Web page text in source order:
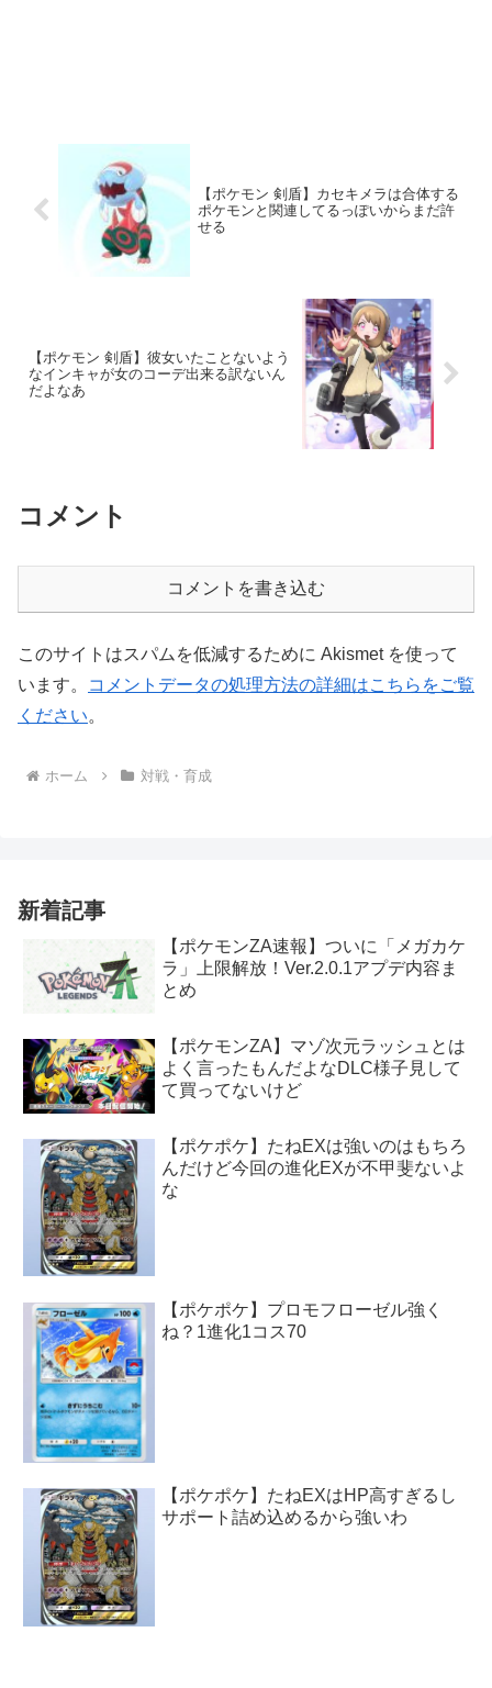
【ポケモン 剣盾】カセキメラは合体する
ポケモンと関連してるっぽいからまだ許
せる
【ポケモン 剣盾】彼女いたことないよう
なインキャが女のコーデ出来る訳ないん
だよなあ
コメント
コメントを書き込む
このサイトはスパムを低減するために Akismet を使って
います。
コメントデータの処理方法の詳細はこちらをご覧
ください。
ホーム 対戦・育成
新着記事
【ポケモンZA速報】ついに「メガカケ
ラ」上限解放！Ver.2.0.1アプデ内容ま
とめ
【ポケモンZA】マゾ次元ラッシュとは
よく言ったもんだよなDLC様子見して
て買ってないけど
【ポケポケ】たねEXは強いのはもちろ
んだけど今回の進化EXが不甲斐ないよ
な
【ポケポケ】プロモフローゼル強く
ね？1進化1コス70
【ポケポケ】たねEXはHP高すぎるし
サポート詰め込めるから強いわ